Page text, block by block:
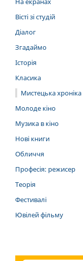
Вісті зі студій
Діалог
Згадаймо
Історія
Класика
Мистецька хроніка
Молоде кіно
Музика в кіно
Нові книги
Обличчя
Професія: режисер
Теорія
Фестивалі
Ювілей фільму